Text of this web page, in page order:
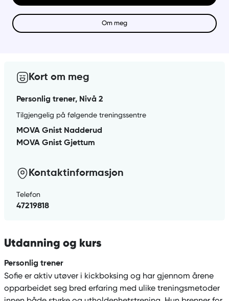
Om meg
Utdanning og kurs
Personlig trener
Sofie er aktiv utøver i kickboksing og har gjennom årene
opparbeidet seg bred erfaring med ulike treningsmetoder
Kort om meg
Personlig trener, Nivå 2
Tilgjengelig på følgende treningssentre
MOVA Gnist Nadderud
MOVA Gnist Gjettum
Kontaktinformasjon
Telefon
47219818